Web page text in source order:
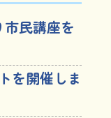
民講座を
を開催しま